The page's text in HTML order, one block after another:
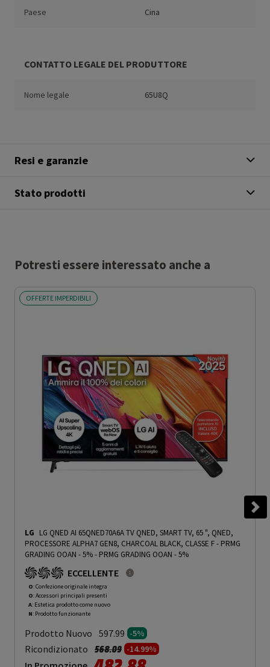
Paese Cina
CONTATTO LEGALE DEL PRODUTTORE
Nome legale 65U8Q
Resi e garanzie
Stato prodotti
Potresti essere interessato anche a
OFFERTE IMPERDIBILI
LG LG QNED AI 65QNED70A6A TV QNED, SMART TV, 65 ", QNED,
PROCESSORE ALPHA7 GEN8, CHARCOAL BLACK, CLASSE F - PRMG
GRADING OOAN - 5%- PRMG GRADING OOAN - 5%
ECCELLENTE
O: Confezione originale integra
O: Accessori principali presenti
A: Estetica prodotto come nuovo
N: Prodotto funzionante
Prodotto Nuovo 597.99 -5%
Ricondizionato Prezzo ridotto da
568.09a-14.99%